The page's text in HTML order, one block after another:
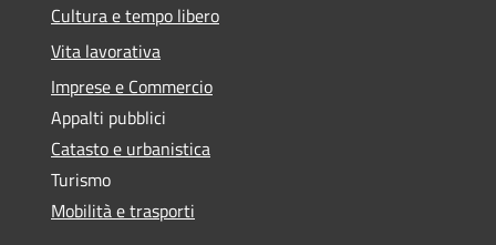
Cultura e tempo libero
Vita lavorativa
Imprese e Commercio
Appalti pubblici
Catasto e urbanistica
Turismo
Mobilità e trasporti